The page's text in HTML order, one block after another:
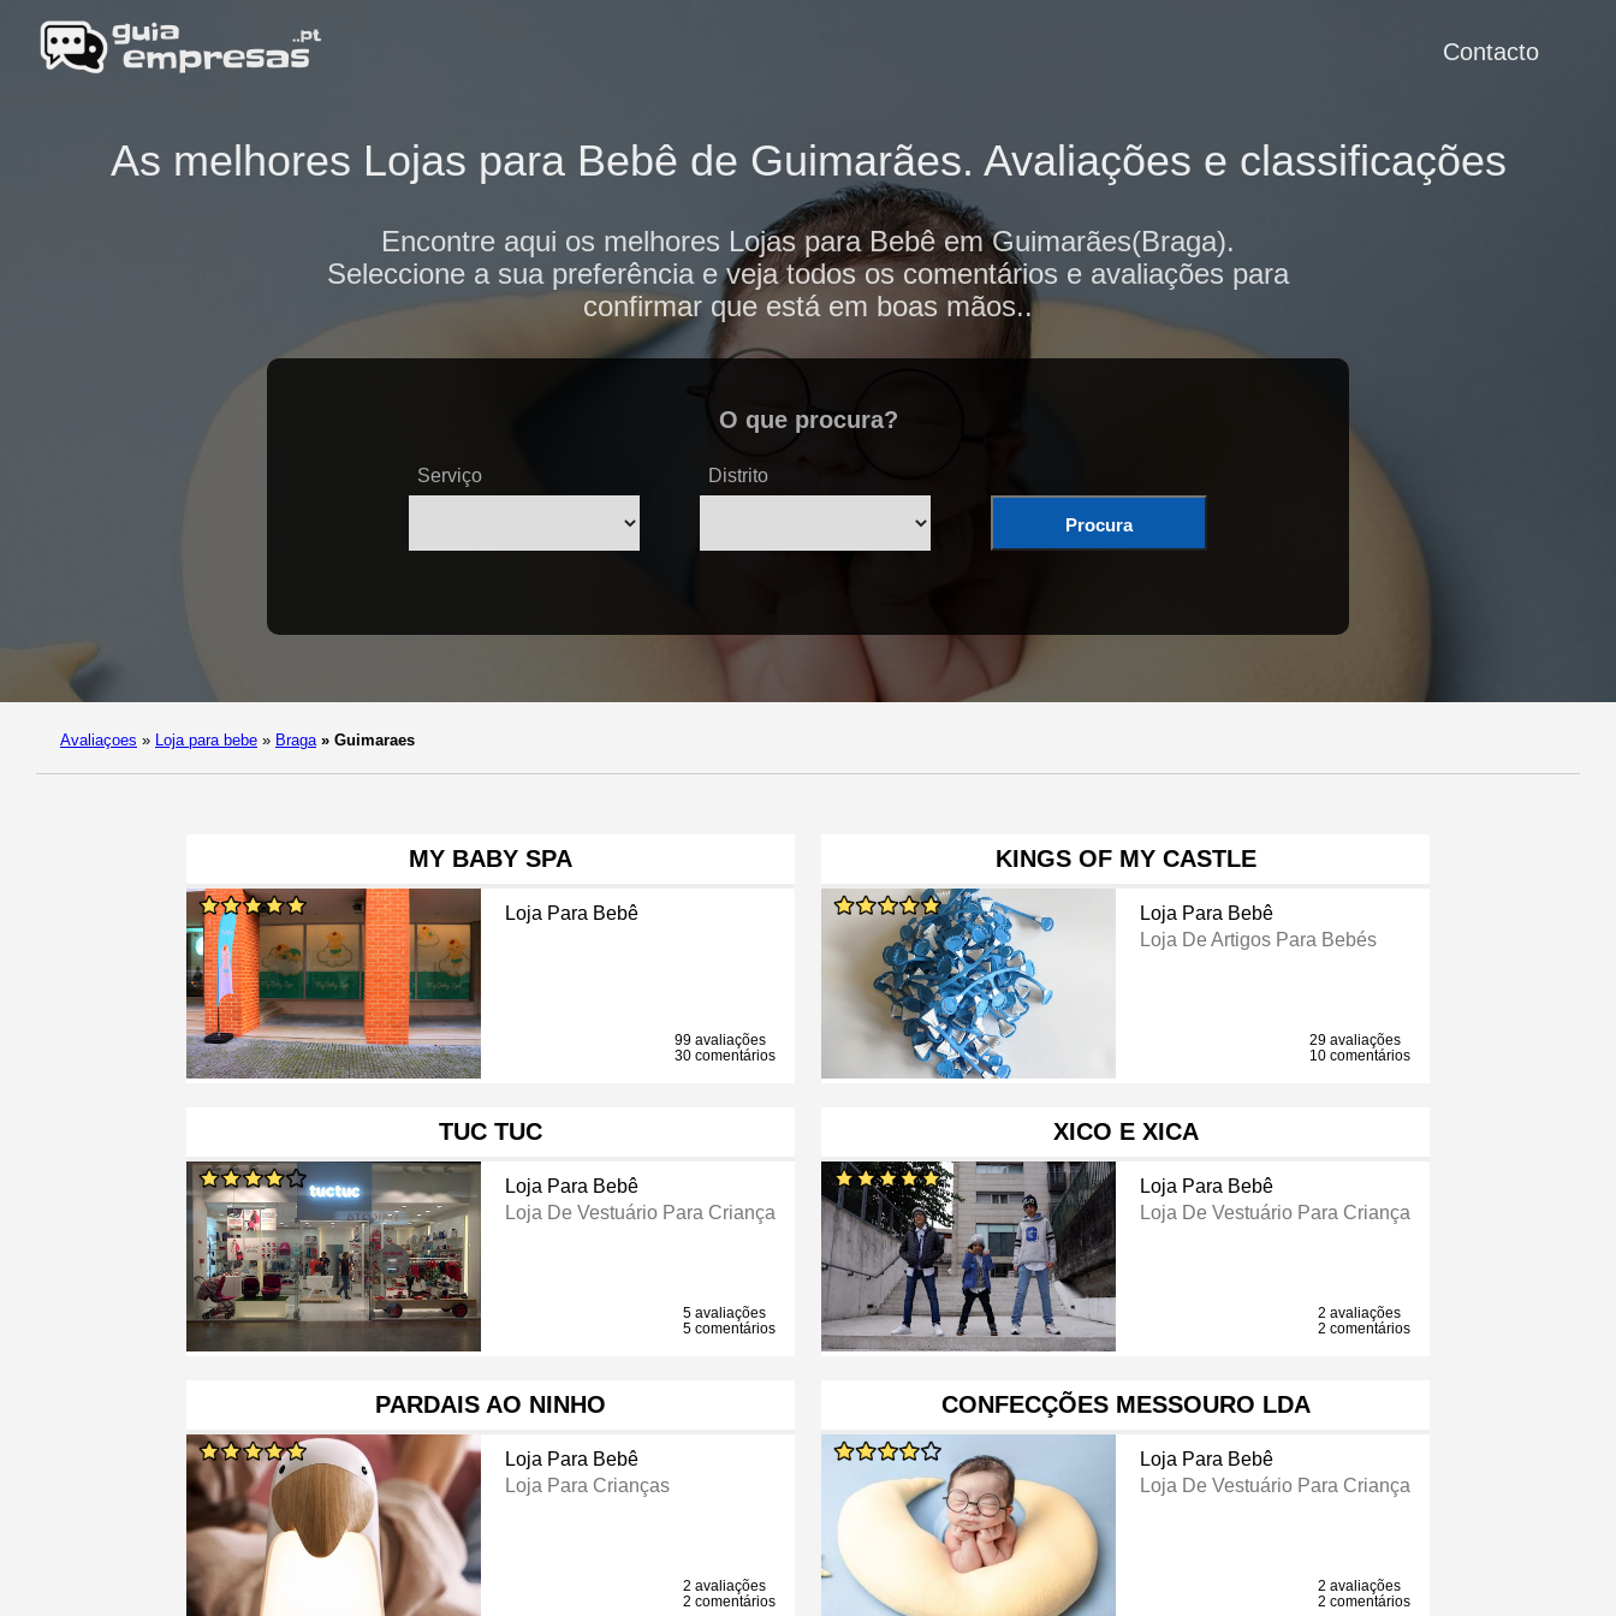
Contacto
As melhores Lojas para Bebê de Guimarães. Avaliações e classificações
Encontre aqui os melhores Lojas para Bebê em Guimarães(Braga).
Seleccione a sua preferência e veja todos os comentários e avaliações para
confirmar que está em boas mãos..
O que procura?
Serviço Distrito
Procura
Avaliaçoes » Loja para bebe » Braga » Guimaraes
MY BABY SPA
Loja Para Bebê
99 avaliações
30 comentários
KINGS OF MY CASTLE
Loja Para Bebê
Loja De Artigos Para Bebés
29 avaliações
10 comentários
TUC TUC
Loja Para Bebê
Loja De Vestuário Para Criança
5 avaliações
5 comentários
XICO E XICA
Loja Para Bebê
Loja De Vestuário Para Criança
2 avaliações
2 comentários
PARDAIS AO NINHO
Loja Para Bebê
Loja Para Crianças
2 avaliações
2 comentários
CONFECÇÕES MESSOURO LDA
Loja Para Bebê
Loja De Vestuário Para Criança
2 avaliações
2 comentários